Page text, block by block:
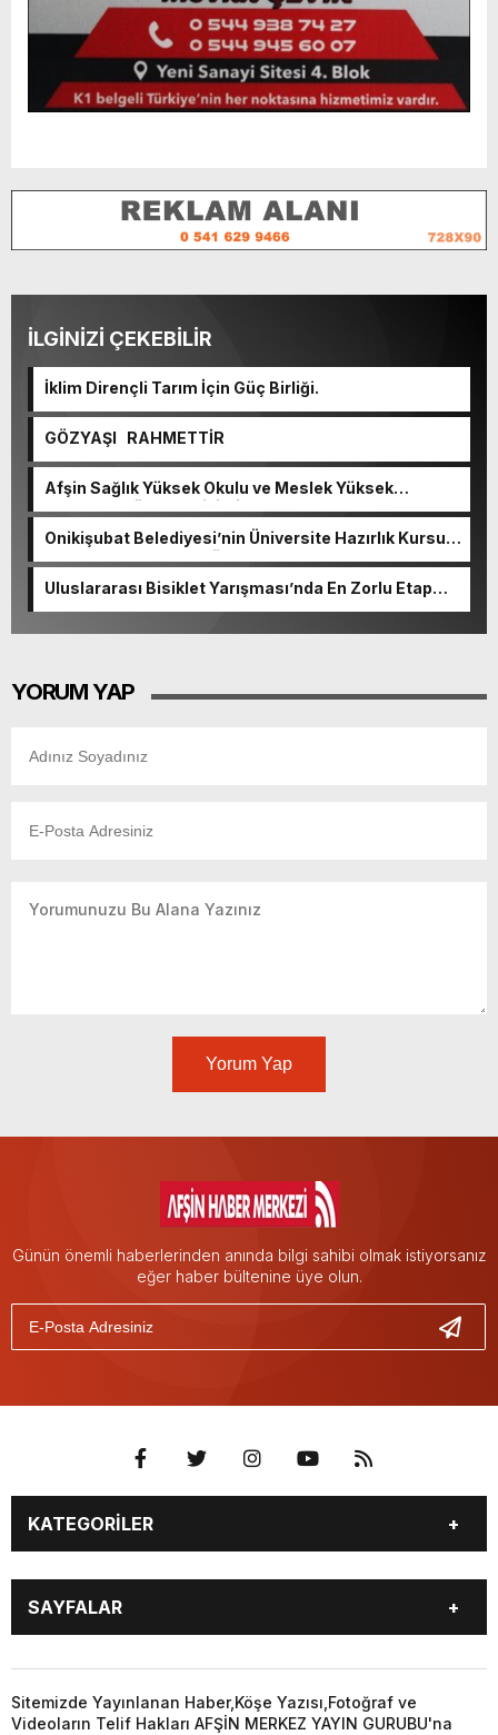
İLGİNİZİ ÇEKEBİLİR
İklim Dirençli Tarım İçin Güç Birliği.
GÖZYAŞI RAHMETTİR
Afşin Sağlık Yüksek Okulu ve Meslek Yüksek
Okulunda görev değişimi!
Onikişubat Belediyesi’nin Üniversite Hazırlık Kursu
başvurularında son gün 7 Ağustos.
Uluslararası Bisiklet Yarışması’nda En Zorlu Etap
YORUM YAP
Yorum Yap
Günün önemli haberlerinden anında bilgi sahibi olmak istiyorsanız
eğer haber bültenine üye olun.
KATEGORİLER
EĞİTİM
EKONOMİ
GÜNCEL
SİYASET
YEREL HABERLER
KÜNYE
…
3. SAYFA KÜLTÜR
SAYFALAR
GÜNCEL
ÖZEL HABER
SİYASET
YEREL HABERLER
Sitemizde Yayınlanan Haber,Köşe Yazısı,Fotoğraf ve
Videoların Telif Hakları AFŞİN MERKEZ YAYIN GURUBU'na